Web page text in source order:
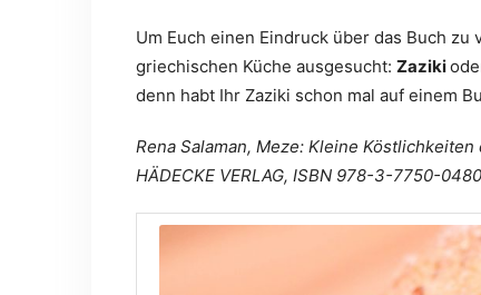
Um Euch einen Eindruck über das Buch
griechischen Küche ausgesucht: Zaziki
denn habt Ihr Zaziki schon mal auf einem
Rena Salaman, Meze: Kleine
HÄDECKE VERLAG, ISBN 978-3-7750-